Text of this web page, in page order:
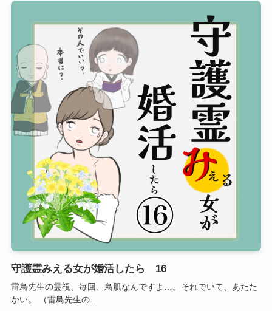
守護霊みえる女が婚活したら 16
雷鳥先生の霊視、毎回、鳥肌なんですよ…。それでいて、あたた
かい。 （雷鳥先生の...